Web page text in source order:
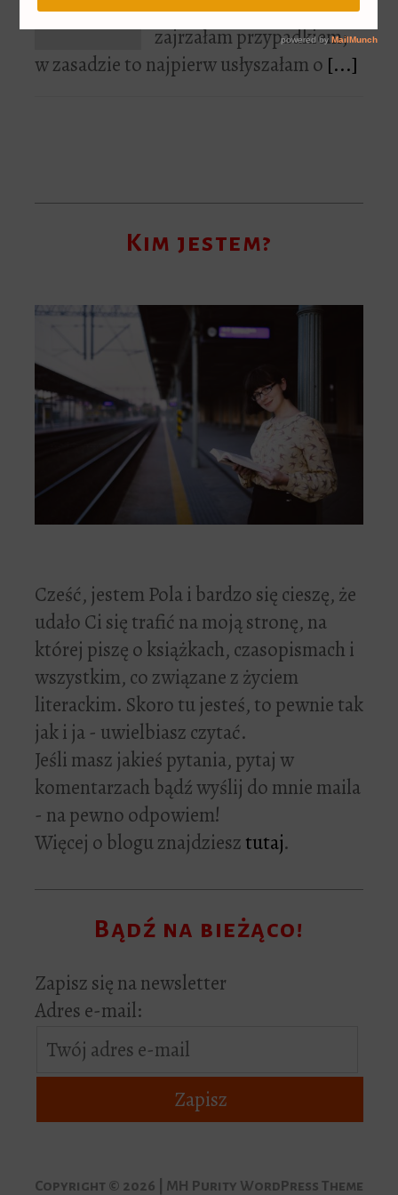
Hill Kobieta w czerni
zajrzałam przypadkiem;
w zasadzie to najpierw usłyszałam o [...]
Kim jestem?
Cześć, jestem Pola i bardzo się cieszę, że
udało Ci się trafić na moją stronę, na
której piszę o książkach, czasopismach i
wszystkim, co związane z życiem
literackim. Skoro tu jesteś, to pewnie tak
jak i ja - uwielbiasz czytać.
Jeśli masz jakieś pytania, pytaj w
komentarzach bądź wyślij do mnie maila
- na pewno odpowiem!
Więcej o blogu znajdziesztutaj.
Bądź na bieżąco!
Zapisz się na newsletter
Adres e-mail:
Copyright © 2026 | MH Purity WordPress Theme